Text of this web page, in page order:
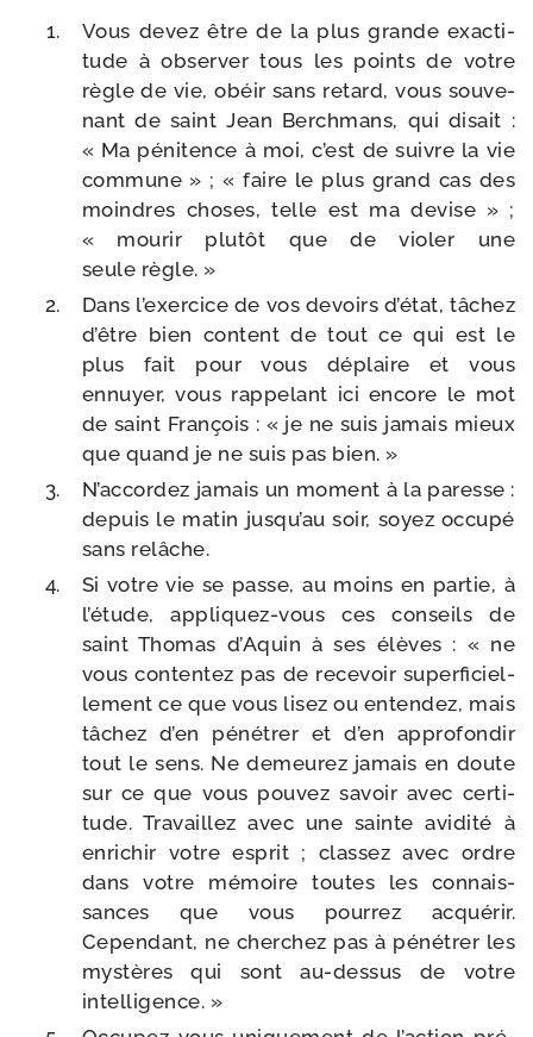
Vous devez être de la plus grande exac­ti­
tude à obser­ver tous les points de votre
règle de vie, obéir sans retard, vous sou­ve­
nant de saint Jean Berchmans, qui disait :
« Ma péni­tence à moi, c’est de suivre la vie
com­mune » ; « faire le plus grand cas des
moindres choses, telle est ma devise » ;
« mou­rir plu­tôt que de vio­ler une
seule règle. »
Dans l’exer­cice de vos devoirs d’é­tat, tâchez
d’être bien content de tout ce qui est le
plus fait pour vous déplaire et vous
ennuyer, vous rap­pe­lant ici encore le mot
de saint François : « je ne suis jamais mieux
que quand je ne suis pas bien. »
N’accordez jamais un moment à la paresse :
depuis le matin jus­qu’au soir, soyez occu­pé
sans relâche.
Si votre vie se passe, au moins en par­tie, à
l’é­tude, appliquez-​vous ces conseils de
saint Thomas d’Aquin à ses élèves : « ne
vous conten­tez pas de rece­voir super­fi­ciel­
le­ment ce que vous lisez ou enten­dez, mais
tâchez d’en péné­trer et d’en appro­fon­dir
tout le sens. Ne demeu­rez jamais en doute
sur ce que vous pou­vez savoir avec cer­ti­
tude. Travaillez avec une sainte avi­di­té à
enri­chir votre esprit ; clas­sez avec ordre
dans votre mémoire toutes les connais­
sances que vous pour­rez acqué­rir.
Cependant, ne cher­chez pas à péné­trer les
mys­tères qui sont au-​dessus de votre
intelligence. »